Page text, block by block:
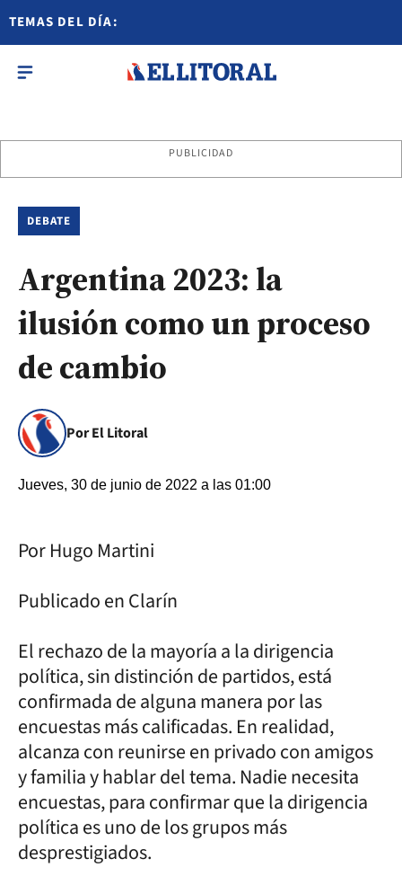
TEMAS DEL DÍA:
PUBLICIDAD
DEBATE
Argentina 2023: la
ilusión como un proceso
de cambio
Por El Litoral
Jueves, 30 de junio de 2022 a las 01:00
Por Hugo Martini
Publicado en Clarín
El rechazo de la mayoría a la dirigencia
política, sin distinción de partidos, está
confirmada de alguna manera por las
encuestas más calificadas. En realidad,
alcanza con reunirse en privado con amigos
y familia y hablar del tema. Nadie necesita
encuestas, para confirmar que la dirigencia
política es uno de los grupos más
desprestigiados.